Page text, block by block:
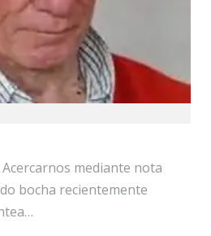
mediante nota
bocha recientemente